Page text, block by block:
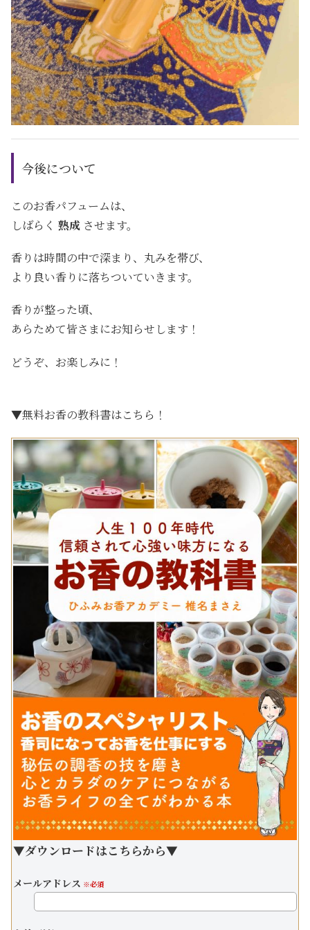
今後について
このお香パフュームは、
しばらく 熟成 させます。
香りは時間の中で深まり、丸みを帯び、
より良い香りに落ちついていきます。
香りが整った頃、
あらためて皆さまにお知らせします！
どうぞ、お楽しみに！
▼無料お香の教科書はこちら！
▼ダウンロードはこちらから▼
メールアドレス ※必須